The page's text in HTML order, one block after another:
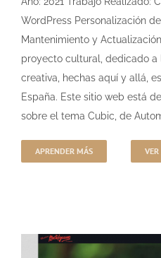
WordPress Personalización
Mantenimiento y
proyecto cultural, dedicado a
creativa, hechas aquí y allá,
España. Este sitio web está
sobre el tema Cubic, de
APRENDER MÁS VER